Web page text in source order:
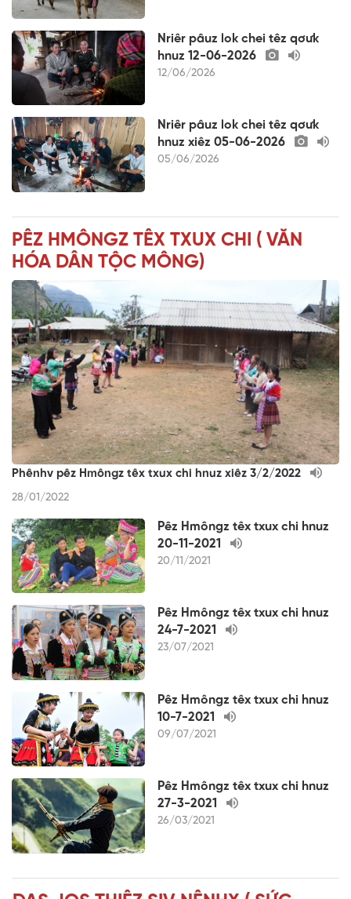
Nriêr pâuz lok chei têz qơưk
hnuz 12-06-2026
12/06/2026
Nriêr pâuz lok chei têz qơưk
hnuz xiêz 05-06-2026
05/06/2026
PÊZ HMÔNGZ TÊX TXUX CHI ( VĂN
HÓA DÂN TỘC MÔNG)
Phênhv pêz Hmôngz têx txux chi hnuz xiêz 3/2/2022
28/01/2022
Pêz Hmôngz têx txux chi hnuz
20-11-2021
20/11/2021
Pêz Hmôngz têx txux chi hnuz
24-7-2021
23/07/2021
Pêz Hmôngz têx txux chi hnuz
10-7-2021
09/07/2021
Pêz Hmôngz têx txux chi hnuz
27-3-2021
26/03/2021